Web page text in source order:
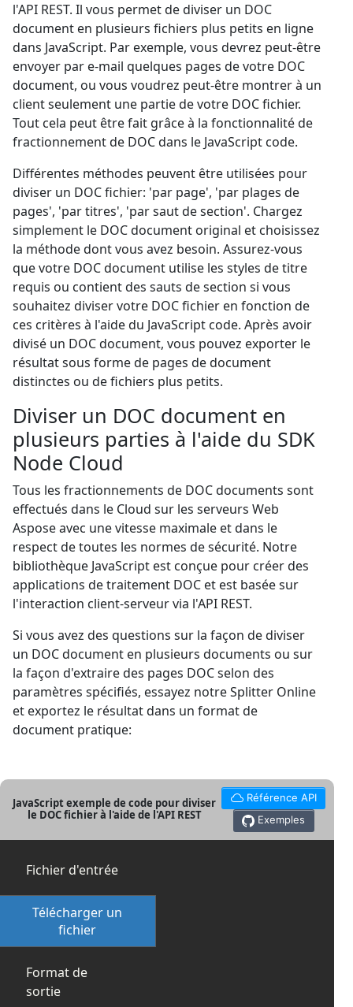
l'API REST. Il vous permet de diviser un DOC
document en plusieurs fichiers plus petits en ligne
dans JavaScript. Par exemple, vous devrez peut-être
envoyer par e-mail quelques pages de votre DOC
document, ou vous voudrez peut-être montrer à un
client seulement une partie de votre DOC fichier.
Tout cela peut être fait grâce à la fonctionnalité de
fractionnement de DOC dans le JavaScript code.
Différentes méthodes peuvent être utilisées pour
diviser un DOC fichier: 'par page', 'par plages de
pages', 'par titres', 'par saut de section'. Chargez
simplement le DOC document original et choisissez
la méthode dont vous avez besoin. Assurez-vous
que votre DOC document utilise les styles de titre
requis ou contient des sauts de section si vous
souhaitez diviser votre DOC fichier en fonction de
ces critères à l'aide du JavaScript code. Après avoir
divisé un DOC document, vous pouvez exporter le
résultat sous forme de pages de document
distinctes ou de fichiers plus petits.
Diviser un DOC document en
plusieurs parties à l'aide du SDK
Node Cloud
Tous les fractionnements de DOC documents sont
effectués dans le Cloud sur les serveurs Web
Aspose avec une vitesse maximale et dans le
respect de toutes les normes de sécurité. Notre
bibliothèque JavaScript est conçue pour créer des
applications de traitement DOC et est basée sur
l'interaction client-serveur via l'API REST.
Si vous avez des questions sur la façon de diviser
un DOC document en plusieurs documents ou sur
la façon d'extraire des pages DOC selon des
paramètres spécifiés, essayez notre Splitter Online
et exportez le résultat dans un format de
document pratique:
JavaScript exemple de code pour diviser
le DOC fichier à l'aide de l'API REST
Référence API
Exemples
Fichier d'entrée
Télécharger un
fichier
Format de
sortie